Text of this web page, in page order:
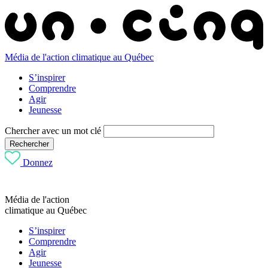
Média de l'action climatique au Québec
S’inspirer
Comprendre
Agir
Jeunesse
Chercher avec un mot clé
Rechercher
Donnez
Média de l'action
climatique au Québec
S’inspirer
Comprendre
Agir
Jeunesse